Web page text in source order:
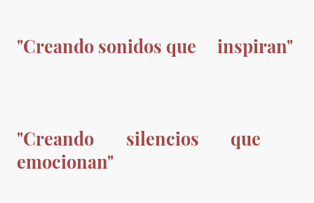
"Creando sonidos que inspiran"
"Creando silencios que
emocionan"